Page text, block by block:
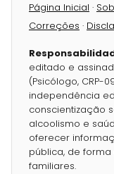
Página Inicial ·
Correções ·
editado e
(Psicólogo, CRP-
independência
conscientização
alcoolismo e
oferecer
pública, de
familiares.